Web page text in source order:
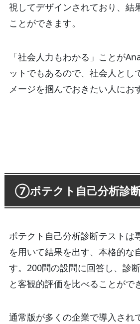
視してデザインされており、結
ことができます。
「社会人力もわかる」ことが
ットでもあるので、社会人とし
メージを掴んでおきたい人にお
⑦ポテクト自己分析診
ポテクト自己分析診断テストは
を用いて結果を出す、本格的な
す。200問の設問に回答し、診
と客観的評価を比べることがで
通常版が多くの企業で導入され